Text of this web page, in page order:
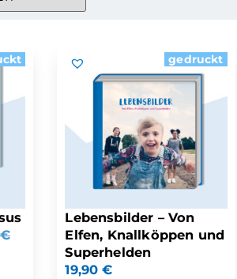
€
gedruckt
Lebensbilder – Von
Elfen, Knallköppen und
Superhelden
19,90€